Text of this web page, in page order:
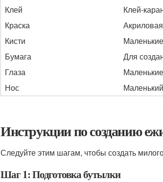
Клей
Клей-
Краска
Кисти
Бумага
Для
Глаза
Нос
Инструкции по созданию
Следуйте этим шагам, чтобы создать
Шаг 1: Подготовка бутылки